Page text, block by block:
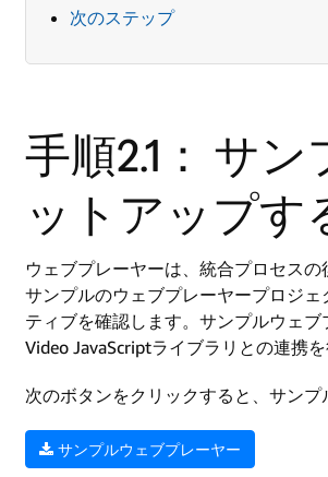
次のステップ
手順2.1： サ
ットアップす
ウェブプレーヤーは、統合プロセスの
サンプルのウェブプレーヤープロジ
ティブを確認します。サンプルウェ
Video JavaScriptライブラリとの連携を
次のボタンをクリックすると、サンプ
サンプルウェブプレーヤー